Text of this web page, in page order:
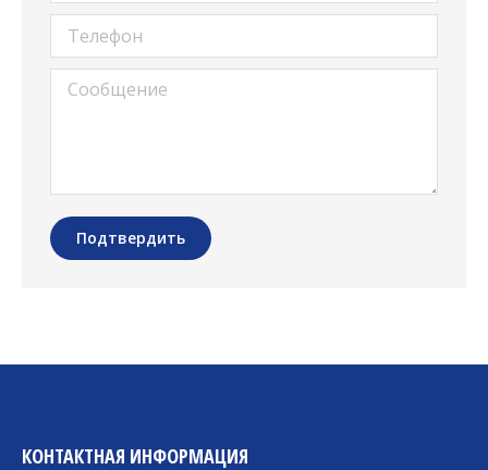
Телефон
Сообщение
Подтвердить
КОНТАКТНАЯ ИНФОРМАЦИЯ